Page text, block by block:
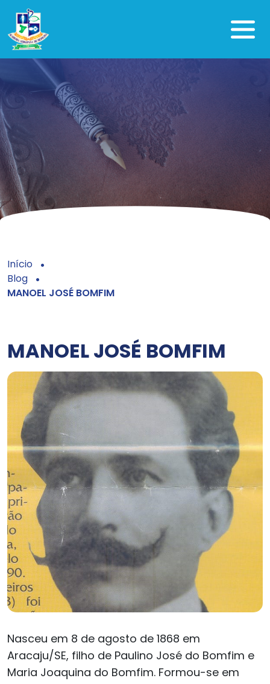
Início
Blog
MANOEL JOSÉ BOMFIM
MANOEL JOSÉ BOMFIM
Nasceu em 8 de agosto de 1868 em
Aracaju/SE, filho de Paulino José do Bomfim e
Maria Joaquina do Bomfim. Formou-se em